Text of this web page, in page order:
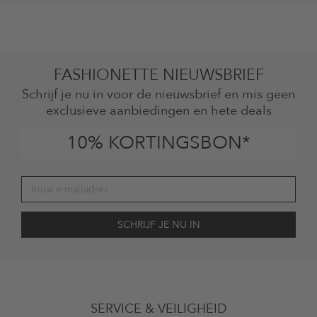
FASHIONETTE NIEUWSBRIEF
Schrijf je nu in voor de nieuwsbrief en mis geen
exclusieve aanbiedingen en hete deals
10% KORTINGSBON*
gegevens gebruikt voor reclamedoeleinden conform de bepalingen
SERVICE & VEILIGHEID